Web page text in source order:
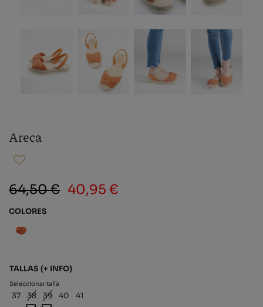
Areca
64,50 € 40,95 €
COLORES
TALLAS (+ INFO)
Seleccionar talla
37 38 39 40 41